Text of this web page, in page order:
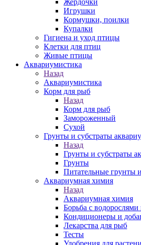
Жердочки
Игрушки
Кормушки, поилки
Купалки
Гигиена и уход птицы
Клетки для птиц
Живые птицы
Аквариумистика
Назад
Аквариумистика
Корм для рыб
Назад
Корм для рыб
Замороженный
Сухой
Грунты и субстраты
Назад
Грунты и субстраты
Грунты
Питательные грунты
Аквариумная химия
Назад
Аквариумная химия
Борьба с водорослями
Кондиционеры и
Лекарства для рыб
Тесты
Удобрения для